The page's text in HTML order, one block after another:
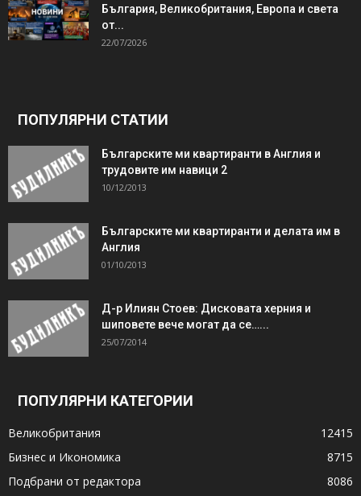
България, Великобритания, Европа и света
от...
22/07/2026
ПОПУЛЯРНИ СТАТИИ
Българските ми квартиранти в Англия и
трудовите им навици 2
10/12/2013
Българските ми квартиранти и делата им в
Англия
01/10/2013
Д-р Илиян Стоев: Дисковата херния и
шиповете вече могат да се…...
25/07/2014
ПОПУЛЯРНИ КАТЕГОРИИ
Великобритания
12415
Бизнес и Икономика
8715
Подбрани от редактора
8086